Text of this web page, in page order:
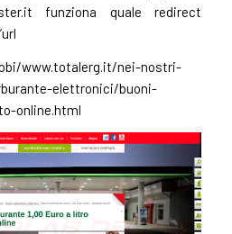
funziona quale redirect
www.totalerg.it/nei-nostri-
elettronici/buoni-
online.html